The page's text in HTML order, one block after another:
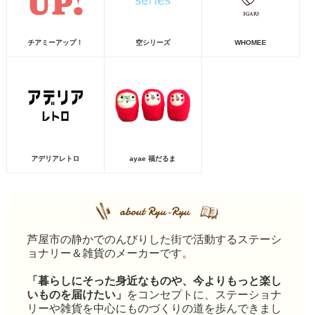
チアミーアップ！ 空シリーズ WHOMEE
アデリアレトロ ayae 福だるま
芦屋市の静かでのんびりした街で活動するステーシ
ョナリー＆雑貨のメーカーです。
「暮らしにそった身近なものや、今よりもっと楽し
いものを届けたい」
をコンセプトに、ステーショナ
リーや雑貨を中心にものづくりの道を歩んできまし